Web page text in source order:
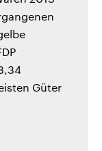
Güter